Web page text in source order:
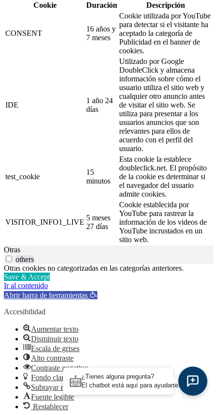
Cookie
Duración Descripción
CONSENT
16 años y
7 meses
Cookie utilizada por YouTube
para detectar si el visitante ha
aceptado la categoría de
Publicidad en el banner de
cookies.
IDE
1 año 24
días
Utilizado por Google
DoubleClick y almacena
información sobre cómo el
usuario utiliza el sitio web y
cualquier otro anuncio antes
de visitar el sitio web. Se
utiliza para presentar a los
usuarios anuncios que son
relevantes para ellos de
acuerdo con el perfil del
usuario.
test_cookie
15
minutos
Esta cookie la establece
doubleclick.net. El propósito
de la cookie es determinar si
el navegador del usuario
admite cookies.
VISITOR_INFO1_LIVE
5 meses
27 días
Cookie establecida por
YouTube para rastrear la
información de los videos de
YouTube incrustados en un
sitio web.
Otras
others
Otras cookies no categorizadas en las categorías anteriores.
Save & Accept
Ir al contenido
Abrir barra de herramientas
Accesibilidad
Aumentar texto
Disminuir texto
Escala de grises
Alto contraste
Contraste negativo
Fondo claro
Subrayar enlaces
Fuente legible
Restablecer
¿Tienes alguna pregunta?
El chatbot está aquí para ayudarte.